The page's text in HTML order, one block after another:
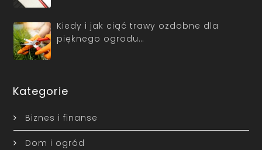
Kiedy i jak ciąć trawy ozdobne dla
pięknego ogrodu…
Kategorie
Biznes i finanse
Dom i ogród